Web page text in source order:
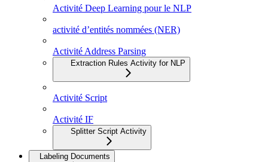
Activité Deep Learning pour le NLP
activité d’entités nommées (NER)
Activité Address Parsing
Extraction Rules Activity for NLP
Activité Script
Activité IF
Splitter Script Activity
Labeling Documents